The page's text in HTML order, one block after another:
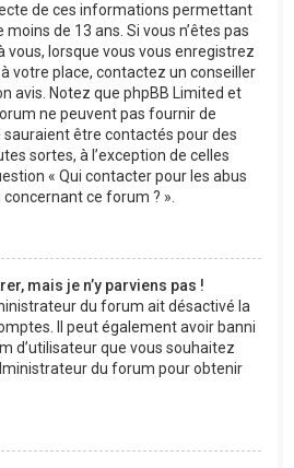
de ces informations permettant
de 13 ans. Si vous n’êtes pas
vous, lorsque vous vous enregistrez
votre place, contactez un conseiller
avis. Notez que phpBB Limited et
ne peuvent pas fournir de
être contactés pour des
sortes, à l’exception de celles
« Qui contacter pour les abus
ce forum ? ».
mais je n’y parviens pas !
du forum ait désactivé la
Il peut également avoir banni
d’utilisateur que vous souhaitez
du forum pour obtenir